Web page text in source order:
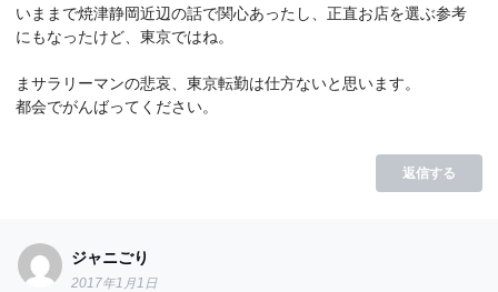
いままで焼津静岡近辺の話で関心あったし、正直お店を選ぶ参考
にもなったけど、東京ではね。
まサラリーマンの悲哀、東京転勤は仕方ないと思います。
都会でがんばってください。
返信する
ジャニごり
2017年1月1日